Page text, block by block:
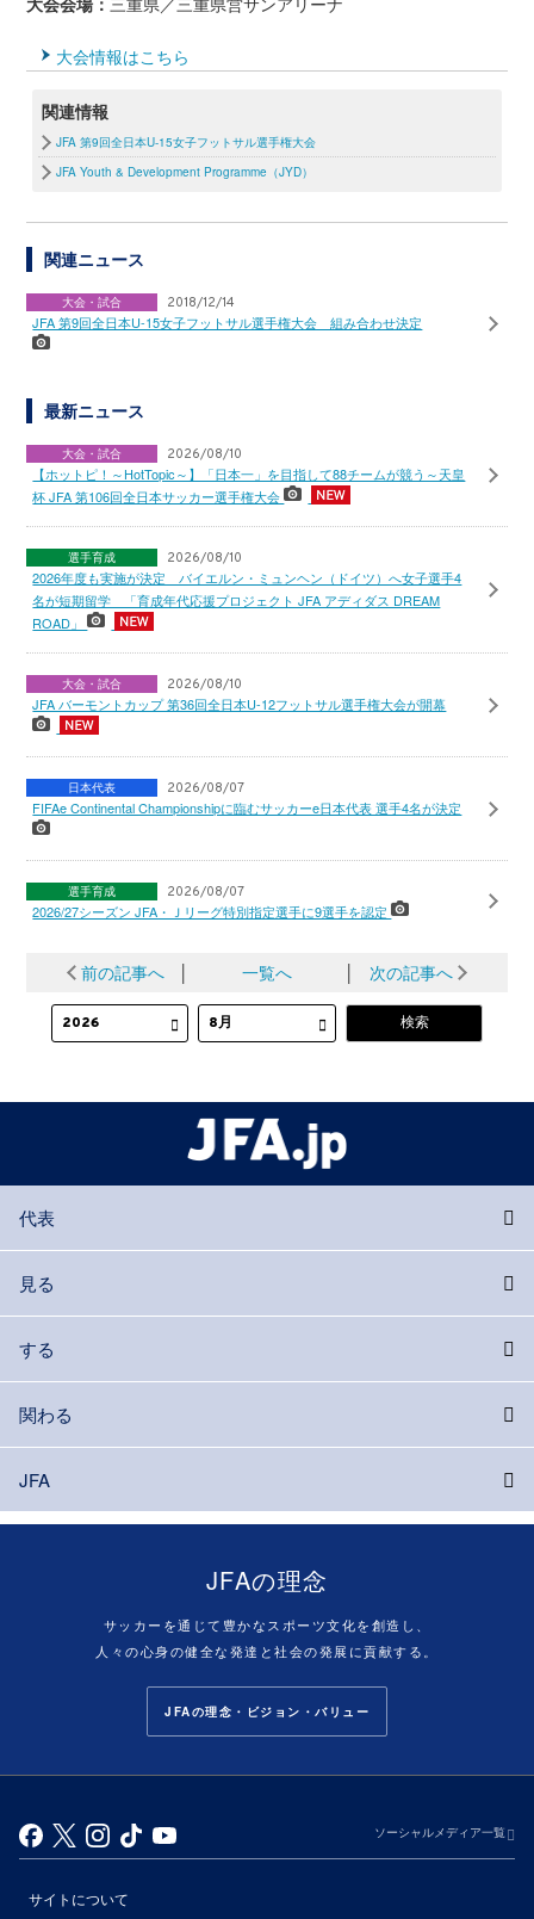
大会情報はこちら
関連情報
JFA 第9回全日本U-15女子フットサル選手権大会
JFA Youth & Development Programme（JYD）
関連ニュース
大会・試合 2018/12/14
JFA 第9回全日本U-15女子フットサル選手権大会 組み合わせ決定
最新ニュース
大会・試合 2026/08/10
【ホットピ！～HotTopic～】「日本一」を目指して88チームが競う～天皇
杯 JFA 第106回全日本サッカー選手権大会
選手育成 2026/08/10
2026年度も実施が決定 バイエルン・ミュンヘン（ドイツ）へ女子選手4
名が短期留学 「育成年代応援プロジェクト JFA アディダス DREAM
ROAD」
大会・試合 2026/08/10
JFA バーモントカップ 第36回全日本U-12フットサル選手権大会が開幕
日本代表 2026/08/07
FIFAe Continental Championshipに臨むサッカーe日本代表 選手4名が決定
選手育成 2026/08/07
2026/27シーズン JFA・Ｊリーグ特別指定選手に9選手を認定
前の記事へ │ 一覧へ │ 次の記事へ
代表
見る
する
関わる
JFA
JFAの理念
サッカーを通じて豊かなスポーツ文化を創造し、
人々の心身の健全な発達と社会の発展に貢献する。
JFAの理念・ビジョン・バリュー
ソーシャルメディア一覧
サイトについて